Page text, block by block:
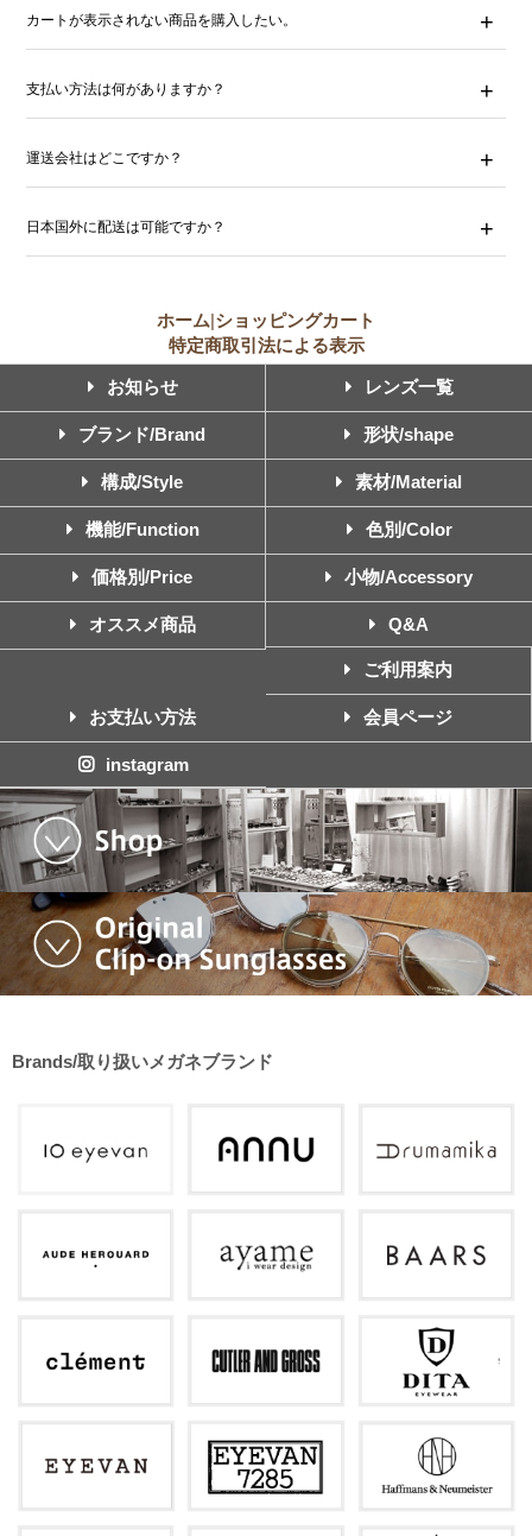
カートが表示されない商品を購入したい。
支払い方法は何がありますか？
運送会社はどこですか？
日本国外に配送は可能ですか？
ホーム|ショッピングカート
特定商取引法による表示
お知らせ レンズ一覧
ブランド/Brand 形状/shape
構成/Style 素材/Material
機能/Function 色別/Color
価格別/Price 小物/Accessory
オススメ商品 Q&A
ご利用案内
お支払い方法 会員ページ
instagram
Brands/取り扱いメガネブランド